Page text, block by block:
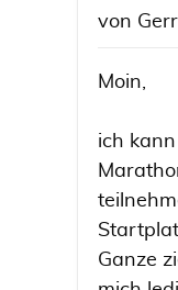
von
Moin,
ich
Ganze